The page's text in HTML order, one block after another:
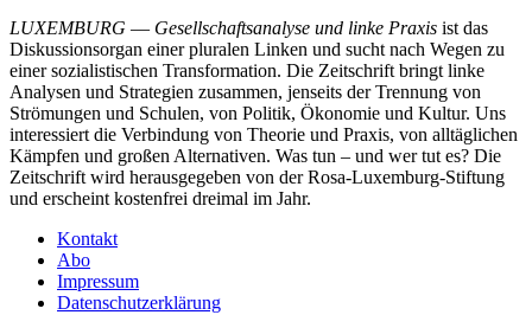
LUXEMBURG — Gesellschaftsanalyse und linke Praxis ist das
Diskussionsorgan einer pluralen Linken und sucht nach Wegen zu
einer sozialistischen Transformation. Die Zeitschrift bringt linke
Analysen und Strategien zusammen, jenseits der Trennung von
Strömungen und Schulen, von Politik, Ökonomie und Kultur. Uns
interessiert die Verbindung von Theorie und Praxis, von alltäglichen
Kämpfen und großen Alternativen. Was tun – und wer tut es? Die
Zeitschrift wird herausgegeben von der Rosa-Luxemburg-Stiftung
und erscheint kostenfrei dreimal im Jahr.
Kontakt
Abo
Impressum
Datenschutzerklärung